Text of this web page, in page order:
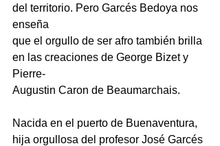
del territorio. Pero Garcés Bedoya nos
enseña
que el orgullo de ser afro también brilla
en las creaciones de George Bizet y
Pierre-
Augustin Caron de Beaumarchais.
Nacida en el puerto de Buenaventura,
hija orgullosa del profesor José Garcés